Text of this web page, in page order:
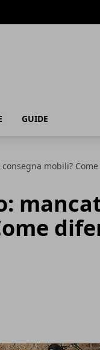
GUIDE
mobili?